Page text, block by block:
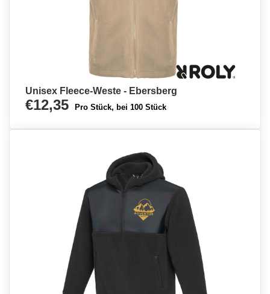
Unisex Fleece-Weste - Ebersberg
€12,35 Pro Stück, bei 100 Stück